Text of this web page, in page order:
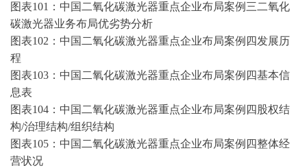
图表101：中国二氧化碳激光器重点企业布局案例三二氧化
碳激光器业务布局优劣势分析
图表102：中国二氧化碳激光器重点企业布局案例四发展历
程
图表103：中国二氧化碳激光器重点企业布局案例四基本信
息表
图表104：中国二氧化碳激光器重点企业布局案例四股权结
构/治理结构/组织结构
图表105：中国二氧化碳激光器重点企业布局案例四整体经
营状况